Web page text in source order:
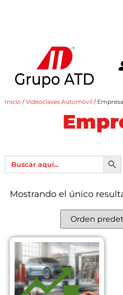
Inicio /Videoclases Automóvil / Empresa
Buscar:
Mostrando el único